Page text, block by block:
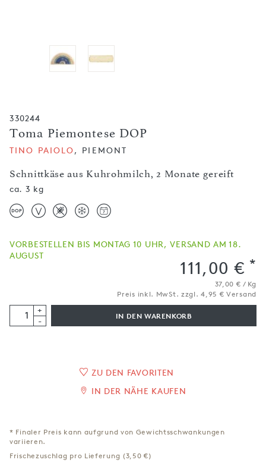
330244
Toma Piemontese DOP
Schnittkäse aus Kuhrohmilch, 2 Monate gereift
TINO PAIOLO, PIEMONT
ca. 3 kg
VORBESTELLEN BIS MONTAG 10 UHR, VERSAND AM 18.
AUGUST
111,00 € *
37,00 € / Kg
Preis inkl. MwSt. zzgl. 4,95 € Versand
+
-
IN DEN WARENKORB
ZU DEN FAVORITEN
IN DER NÄHE KAUFEN
* Finaler Preis kann aufgrund von Gewichtsschwankungen
variieren.
Frischezuschlag pro Lieferung (3,50 €)